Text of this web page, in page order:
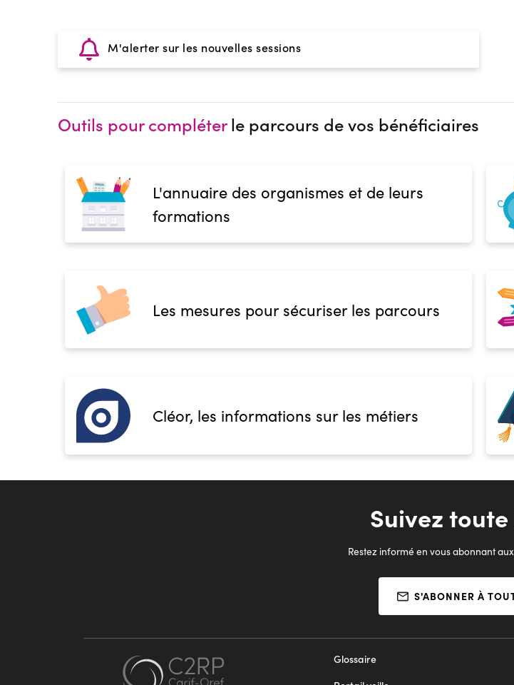
M'alerter sur les nouvelles sessions
Outils pour compléterle parcours de vos bénéficiaires
L'annuaire des organismes et de leurs
formations
Les mesures pour sécuriser les parcours
Cléor, les informations sur les métiers
Suivez
Restez informé en vous abonnant
S'ABONNER À
Glossaire